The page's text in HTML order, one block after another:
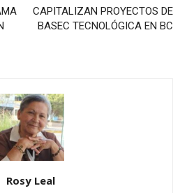
CAPITALIZAN PROYECTOS DE
BASEC TECNOLÓGICA EN BC
Rosy Leal